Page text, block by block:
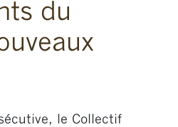
du
le Collectif